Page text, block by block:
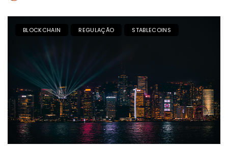
BLOCKCHAIN REGULAÇÃO STABLECOINS